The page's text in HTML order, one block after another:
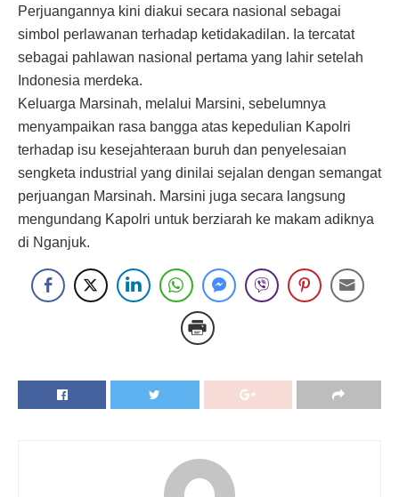
Perjuangannya kini diakui secara nasional sebagai
simbol perlawanan terhadap ketidakadilan. Ia tercatat
sebagai pahlawan nasional pertama yang lahir setelah
Indonesia merdeka.
Keluarga Marsinah, melalui Marsini, sebelumnya
menyampaikan rasa bangga atas kepedulian Kapolri
terhadap isu kesejahteraan buruh dan penyelesaian
sengketa industrial yang dinilai sejalan dengan semangat
perjuangan Marsinah. Marsini juga secara langsung
mengundang Kapolri untuk berziarah ke makam adiknya
di Nganjuk.